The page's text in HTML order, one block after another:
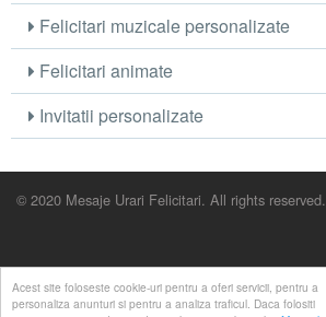
Acest site foloseste cookie-uri pentru a oferi servicii, pentru a
personaliza anunturi si pentru a analiza traficul. Daca folositi
Felicitari muzicale personalizate
Felicitari animate
Invitatii personalizate
© 2020 Mesaje Urari Felicitari. All rights reserved.